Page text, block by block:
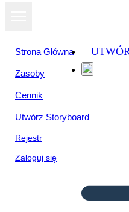
Strona Główna
Zasoby
Cennik
Utwórz Storyboard
Rejestr
Zaloguj się
Wyświetl jako
pokaz slajdów